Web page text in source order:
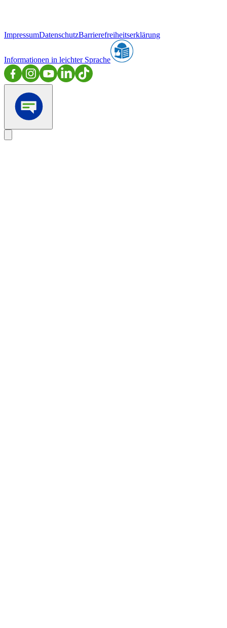
ImpressumDatenschutzBarrierefreiheitserklärung
Informationen in leichter Sprache